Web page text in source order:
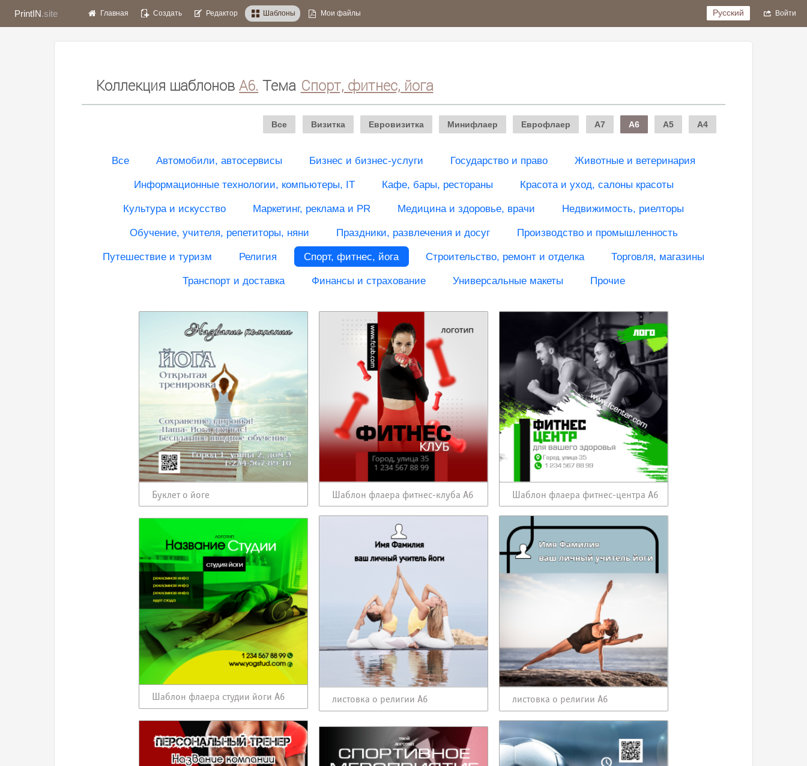
PrintIN.site Главная Создать Редактор Шаблоны Мои файлы Русский Войти
Коллекция шаблонов A6. Тема Спорт, фитнес, йога
Все Визитка Евровизитка Минифлаер Еврофлаер A7 A6 A5 A4
Все Автомобили, автосервисы Бизнес и бизнес-услуги Государство и право Животные и ветеринария
Информационные технологии, компьютеры, IT Кафе, бары, рестораны Красота и уход, салоны красоты
Культура и искусство Маркетинг, реклама и PR Медицина и здоровье, врачи Недвижимость, риелторы
Обучение, учителя, репетиторы, няни Праздники, развлечения и досуг Производство и промышленность
Путешествие и туризм Религия Спорт, фитнес, йога Строительство, ремонт и отделка Торговля, магазины
Транспорт и доставка Финансы и страхование Универсальные макеты Прочие
Буклет о йоге Шаблон флаера фитнес-клуба А6 Шаблон флаера фитнес-центра А6
Шаблон флаера студии йоги А6 листовка о религии А6 листовка о религии А6